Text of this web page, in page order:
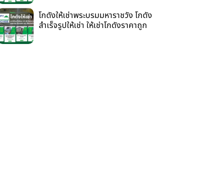
โกดังให้เช่าพระบรมมหาราชวัง โกดัง
สำเร็จรูปให้เช่า ให้เช่าโกดังราคาถูก